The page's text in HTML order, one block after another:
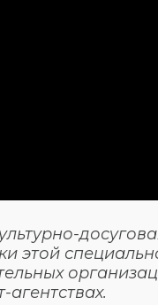
этой
агентствах.